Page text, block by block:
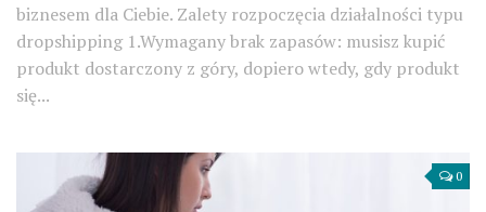
biznesem dla Ciebie. Zalety rozpoczęcia działalności typu
dropshipping 1.Wymagany brak zapasów: musisz kupić
produkt dostarczony z góry, dopiero wtedy, gdy produkt
się...
0